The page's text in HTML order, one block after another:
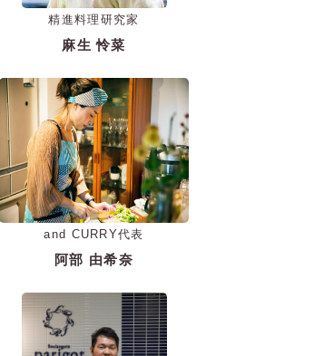
精進料理研究家
麻生 怜菜
and CURRY代表
阿部 由希奈